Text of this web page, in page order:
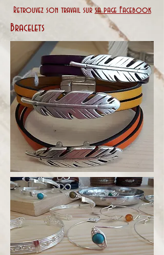
Retrouvez son travail sursa page Facebook
Bracelets